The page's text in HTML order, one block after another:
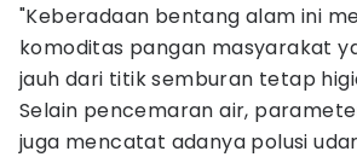
"Keberadaan bentang alam ini
komoditas pangan masyarakat
jauh dari titik semburan tetap
Selain pencemaran air,
juga mencatat adanya polusi